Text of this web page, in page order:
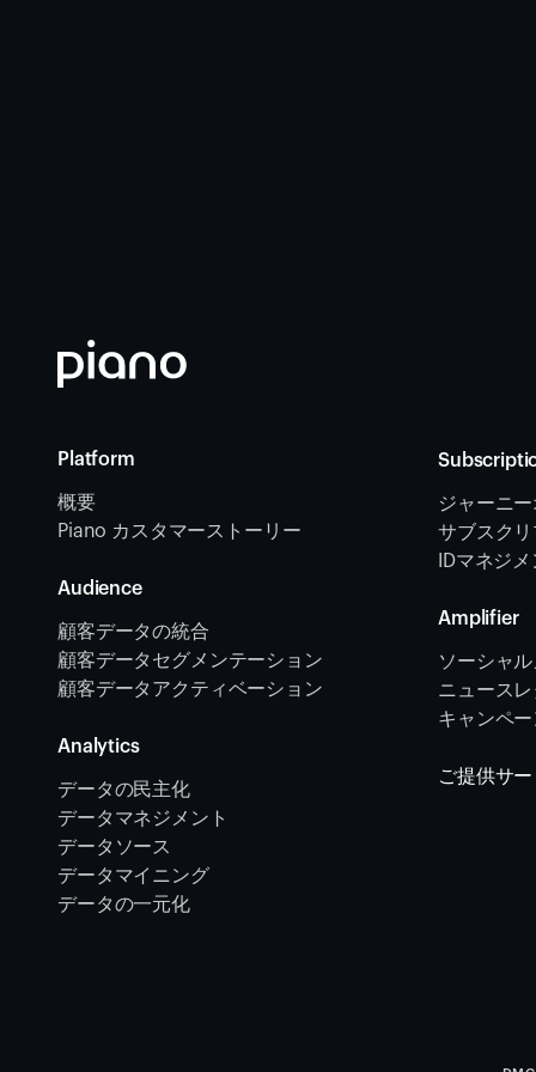
Platform
概要
Piano カスタマーストーリー
Audience
顧客データの統合
顧客データセグメンテーション
顧客データアクティベーション
Analytics
データの民主化
データマネジメント
データソース
データマイニング
データの一元化
ジャーニ
サブスク
IDマネジ
Amplifier
ソーシャ
ニュース
キャンペ
ご提供サ